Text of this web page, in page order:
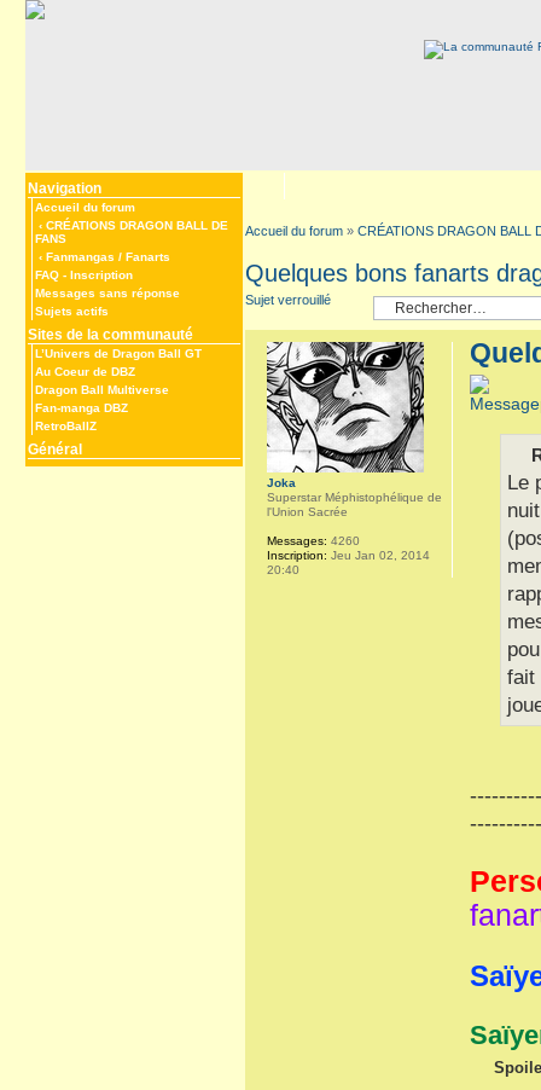
Navigation
Accueil du forum
‹ CRÉATIONS DRAGON BALL DE
FANS
‹ Fanmangas / Fanarts
FAQ - Inscription
Messages sans réponse
Sujets actifs
Sites de la communauté
L’Univers de Dragon Ball GT
Au Coeur de DBZ
Dragon Ball Multiverse
Fan-manga DBZ
RetroBallZ
Général
Accueil du forum » CRÉATIONS DRAGON BALL
Quelques bons fanarts
Sujet verrouillé
Le
fait
Joka
Superstar Méphistophélique de
l'Union Sacrée
Messages: 4260
Inscription: Jeu Jan 02, 2014
20:40